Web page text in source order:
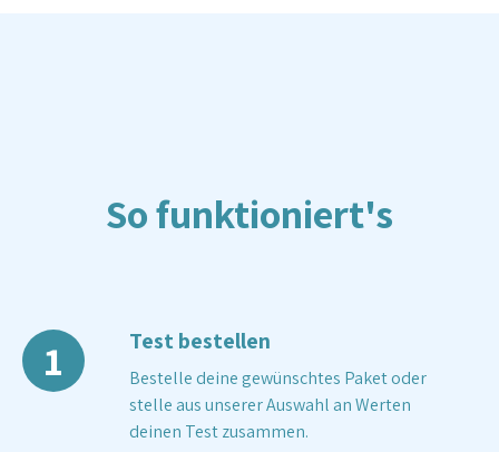
So funktioniert's
1 Test bestellen
Bestelle deine gewünschtes Paket oder
stelle aus unserer Auswahl an Werten
deinen Test zusammen.